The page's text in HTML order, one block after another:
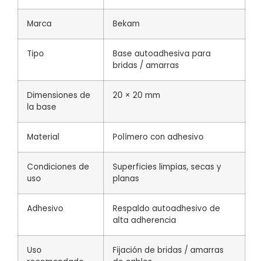
Marca Bekam
Tipo
Base autoadhesiva para
bridas / amarras
Dimensiones de
la base
20 × 20 mm
Material Polímero con adhesivo
Condiciones de
uso
Superficies limpias, secas y
planas
Adhesivo
Respaldo autoadhesivo de
alta adherencia
Uso
Fijación de bridas / amarras